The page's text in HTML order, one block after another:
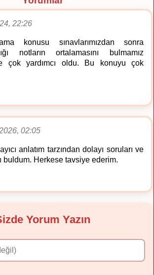
22:26
konusu sınavlarımızdan sonra
notların ortalamasını bulmamız
çok yardımcı oldu. Bu konuyu çok
02:05
anlatım tarzından dolayı soruları ve
buldum. Herkese tavsiye ederim.
Yorum Yazın